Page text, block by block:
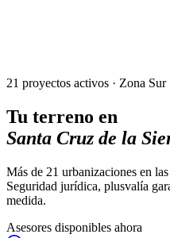
21 proyectos activos · Zona Sur
Tu terreno en
Santa Cruz de la
Más de 21 urbanizaciones en
Seguridad jurídica, plusvalía
medida.
Asesores disponibles ahora